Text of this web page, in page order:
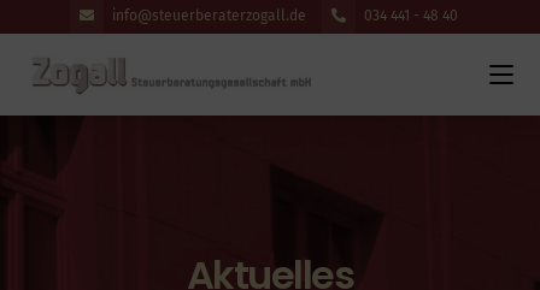
info@steuerberaterzogall.de 034 441 - 48 40
Aktuelles